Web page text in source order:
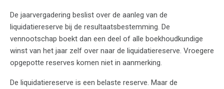
De jaarvergadering beslist over de aanleg van de
liquidatiereserve bij de resultaatsbestemming. De
vennootschap boekt dan een deel of alle boekhoudkundige
winst van het jaar zelf over naar de liquidatiereserve. Vroegere
opgepotte reserves komen niet in aanmerking.
De liquidatiereserve is een belaste reserve. Maar de